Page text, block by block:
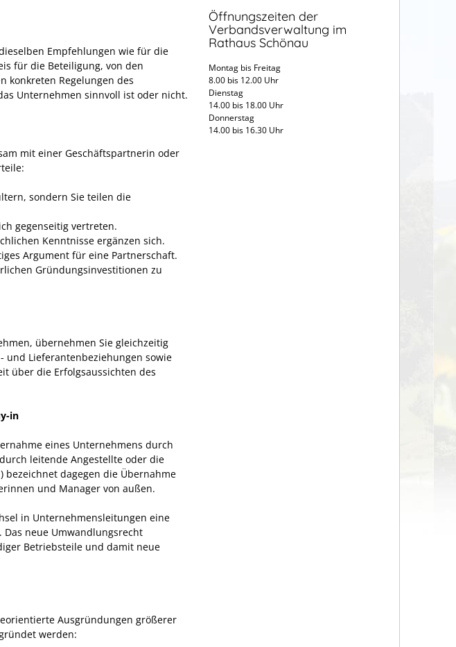
Empfehlungen wie für die
für die Beteiligung, von den
konkreten Regelungen des
Unternehmen sinnvoll ist oder nicht.
mit einer Geschäftspartnerin oder
sondern Sie teilen die
gegenseitig vertreten.
Kenntnisse ergänzen sich.
Argument für eine Partnerschaft.
Gründungsinvestitionen zu
übernehmen Sie gleichzeitig
und Lieferantenbeziehungen sowie
über die Erfolgsaussichten des
in
eines Unternehmens durch
leitende Angestellte oder die
bezeichnet dagegen die Übernahme
und Manager von außen.
in Unternehmensleitungen eine
neue Umwandlungsrecht
Betriebsteile und damit neue
Ausgründungen größerer
werden:
Öffnungszeiten der
Verbandsverwaltung im
Rathaus Schönau
Montag bis Freitag
8.00 bis 12.00 Uhr
Dienstag
14.00 bis 18.00 Uhr
Donnerstag
14.00 bis 16.30 Uhr